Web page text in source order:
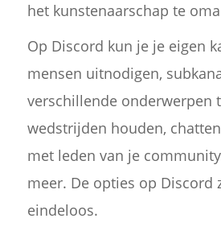
het kunstenaarschap te
Op Discord kun je je eigen
mensen uitnodigen,
verschillende onderwerpen
wedstrijden houden,
met leden van je
meer. De opties op Discord
eindeloos.